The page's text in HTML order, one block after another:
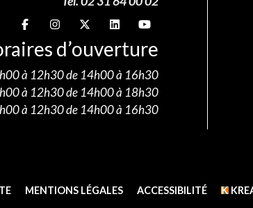
Suivez-nous sur
Suivez-nous sur
Suivez-nous sur
Suivez-nous sur
Suivez-nous sur
d’ouverture
à 12h30 de 14h00 à 16h30
à 12h30 de 14h00 à 18h30
à 12h30 de 14h00 à 16h30
MENTIONS LÉGALES ACCESSIBILITÉ